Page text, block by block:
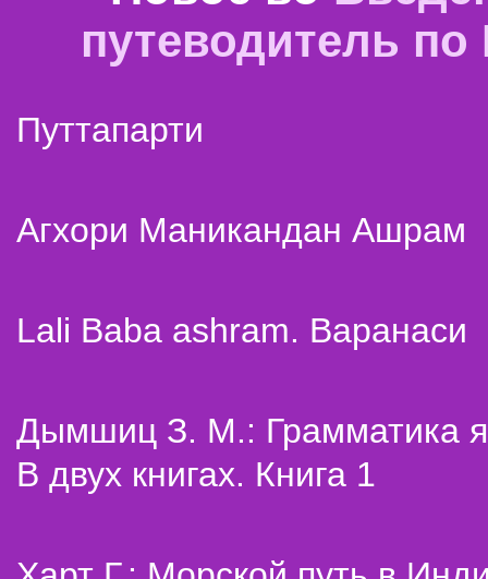
путеводитель
Путтапарти
Агхори Маникандан Ашрам
Lali Baba ashram. Варанаси
Дымшиц З. М.: Грамматика
В двух книгах. Книга 1